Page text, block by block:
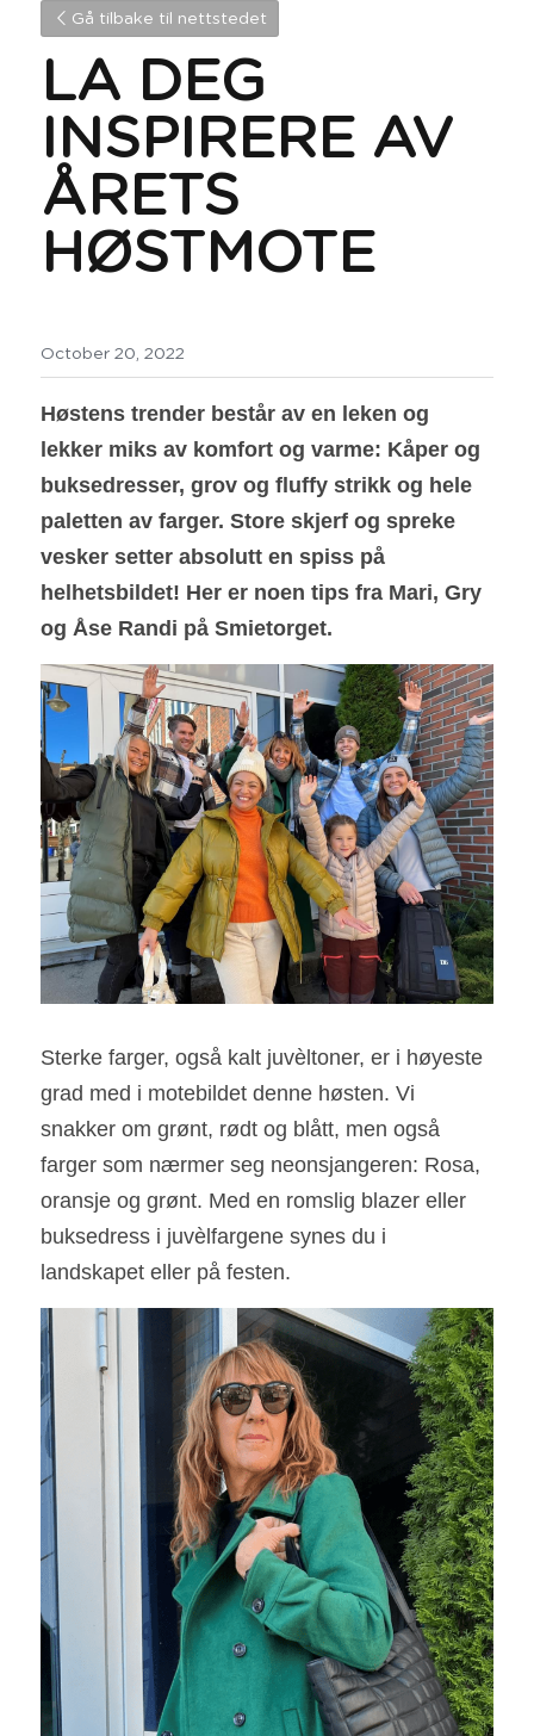
Gå tilbake til nettstedet
LA DEG
INSPIRERE AV
ÅRETS
HØSTMOTE
October 20, 2022
Høstens trender består av en leken og
lekker miks av komfort og varme: Kåper og
buksedresser, grov og fluffy strikk og hele
paletten av farger. Store skjerf og spreke
vesker setter absolutt en spiss på
helhetsbildet! Her er noen tips fra Mari, Gry
og Åse Randi på Smietorget.
Sterke farger, også kalt juvèltoner, er i høyeste
grad med i motebildet denne høsten. Vi
snakker om grønt, rødt og blått, men også
farger som nærmer seg neonsjangeren: Rosa,
oransje og grønt. Med en romslig blazer eller
buksedress i juvèlfargene synes du i
landskapet eller på festen.